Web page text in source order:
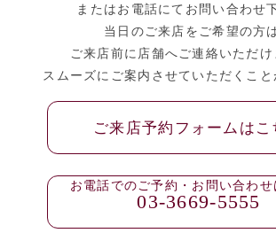
またはお電話にてお問い合わせ
当日のご来店をご希望の方は
ご来店前に店舗へご連絡いただけ
スムーズにご案内させていただくこと
ご来店予約フォームはこ
お電話でのご予約・お問い合わせ
03-3669-5555